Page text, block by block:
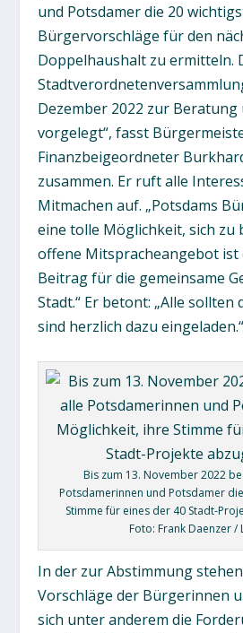
und Potsdamer die 20
Bürgervorschläge für den
Doppelhaushalt zu ermitteln.
Dezember 2022 zur
vorgelegt“, fasst
Finanzbeigeordneter
zusammen. Er ruft alle
Mitmachen auf. „Potsdams
eine tolle Möglichkeit, sich zu
offene Mitspracheangebot ist
Beitrag für die gemeinsame
Stadt.“ Er betont: „Alle sollten
sind herzlich dazu eingeladen.“
Bis zum 13. November 2022
Potsdamerinnen und Potsdamer
Stimme für eines der 40 Stadt-
Foto: Frank Daenzer /
In der zur Abstimmung
Vorschläge der Bürgerinnen
sich unter anderem die